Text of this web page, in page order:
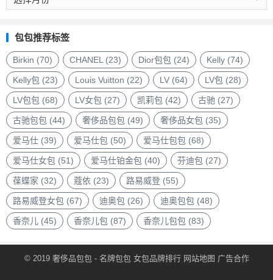
侈
包
包
品
牌
包包推荐标签
Birkin (70) CHANEL (23) Dior包包 (24) Kelly (74)
Kelly包 (23) Louis Vuitton (22) LV (64) LV包 (28)
LV包包 (68) LV女包 (27) 凯莉包 (42) 古驰 (27)
古驰包包 (44) 奢侈品包包 (49) 奢侈品女包 (35)
爱马仕 (39) 爱马仕包 (50) 爱马仕包包 (68)
爱马仕女包 (51) 爱马仕铂金包 (40) 芬迪包 (27)
葆蝶家 (32) 蔻依 (23) 路易威登 (55)
路易威登女包 (67) 迪奥包 (26) 迪奥包包 (48)
香奈儿 (45) 香奈儿包 (87) 香奈儿包包 (83)
© 2019 奢侈品包包 - 名牌包包 女包品牌排行网站地图 广告合作